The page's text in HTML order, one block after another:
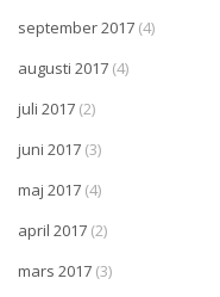
september 2017 (4)
augusti 2017 (4)
juli 2017 (2)
juni 2017 (3)
maj 2017 (4)
april 2017 (2)
mars 2017 (3)